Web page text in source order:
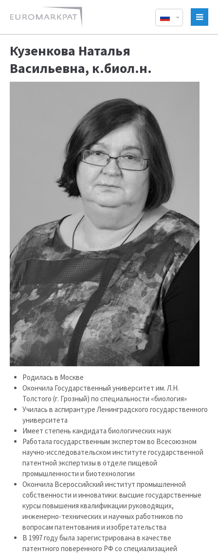
Кузенкова Наталья
Васильевна, к.биол.н.
Родилась в Москве
Окончила Государственный университет им. Л.Н.
Толстого (г. Грозный) по специальности «биология»
Училась в аспирантуре Ленинградского государственного
университета
Имеет степень кандидата биологических наук
Работала государственным экспертом во Всесоюзном
научно-исследовательском институте государственной
патентной экспертизы в отделе пищевой
промышленности и биотехнологии
Окончила Всероссийский институт промышленной
собственности и инноватики: высшие государственные
курсы повышения квалификации руководящих,
инженерно-технических и научных работников по
вопросам патентования и изобретательства
В 1997 году была зарегистрирована в качестве
патентного поверенного РФ со специализацией